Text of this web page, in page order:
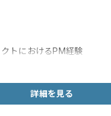
トにおけるPM経験
詳細を見る